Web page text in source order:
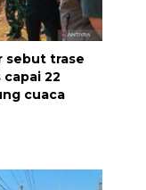
sebut trase
22
cuaca